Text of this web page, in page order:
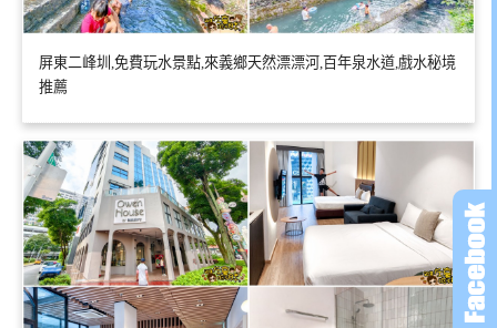
屏東二峰圳,免費玩水景點,來義鄉天然漂漂河,百年泉水道,戲水秘境
推薦